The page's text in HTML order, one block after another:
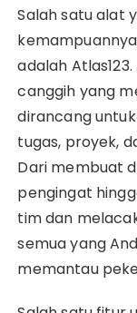
Salah satu alat
adalah
canggih yang
dirancang
tugas, proyek,
Dari membuat
pengingat
tim dan
semua yang
memantau